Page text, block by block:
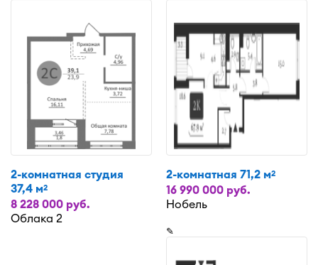
2-комнатная студия
37,4 м2
8 228 000 руб.
Облака 2
2-комнатная 71,2 м2
16 990 000 руб.
Нобель
✎